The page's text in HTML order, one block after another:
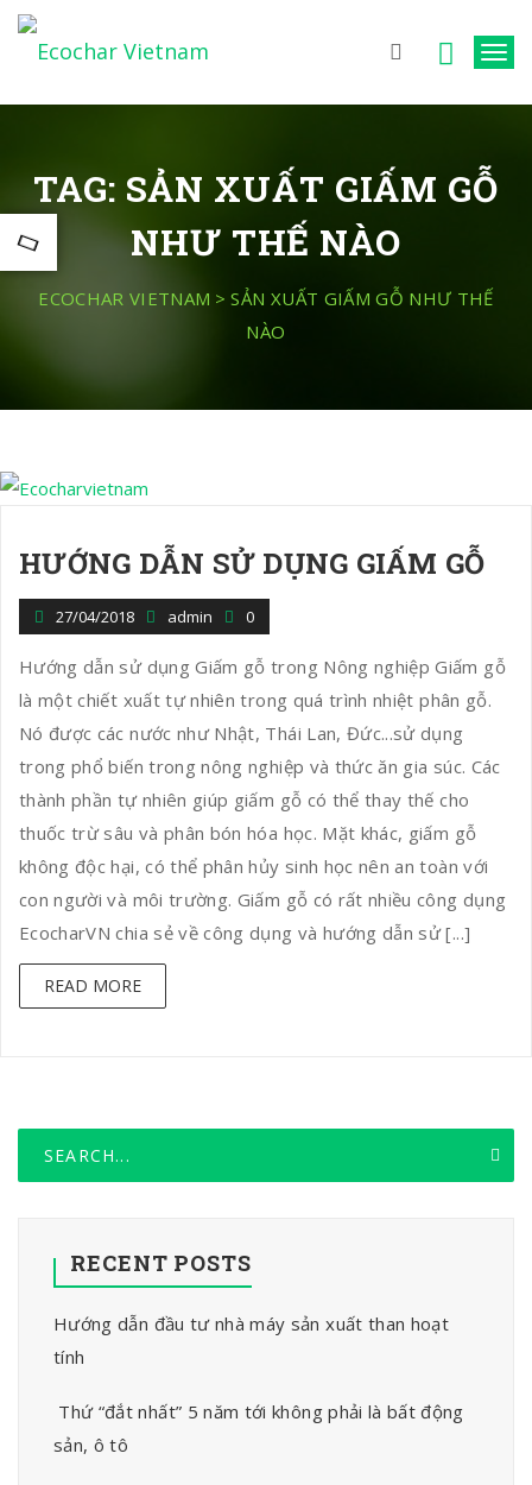
T
l
TAG: SẢN XUẤT GIẤM GỖ
NHƯ THẾ NÀO
ECOCHAR VIETNAM >SẢN XUẤT GIẤM GỖ NHƯ THẾ
NÀO
HƯỚNG DẪN SỬ DỤNG GIẤM GỖ
27/04/2018 admin 0
Hướng dẫn sử dụng Giấm gỗ trong Nông nghiệp Giấm gỗ
là một chiết xuất tự nhiên trong quá trình nhiệt phân gỗ.
Nó được các nước như Nhật, Thái Lan, Đức...sử dụng
trong phổ biến trong nông nghiệp và thức ăn gia súc. Các
thành phần tự nhiên giúp giấm gỗ có thể thay thế cho
thuốc trừ sâu và phân bón hóa học. Mặt khác, giấm gỗ
không độc hại, có thể phân hủy sinh học nên an toàn với
con người và môi trường. Giấm gỗ có rất nhiều công dụng
EcocharVN chia sẻ về công dụng và hướng dẫn sử [...]
READ MORE
RECENT POSTS
Hướng dẫn đầu tư nhà máy sản xuất than hoạt
tính
Thứ “đắt nhất” 5 năm tới không phải là bất động
sản, ô tô